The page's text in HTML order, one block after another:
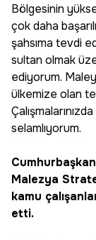
Bölgesinin
çok daha
şahsıma tevdi
sultan olmak
ediyorum.
ülkemize olan
selamlıyorum.
Malezya
kamu
etti.